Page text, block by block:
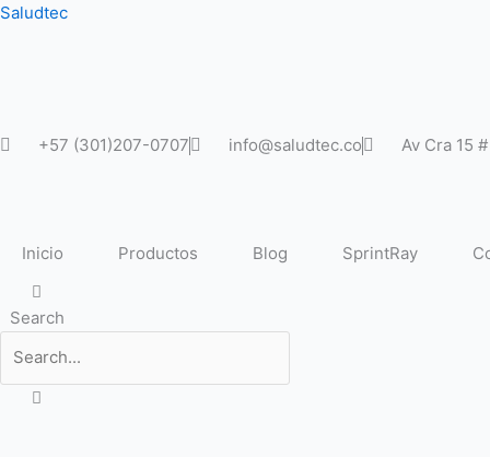
Ir
Saludtec
+57 (301)207-0707 info@saludtec.co Av Cra 15
Inicio Productos Blog SprintRay
Search